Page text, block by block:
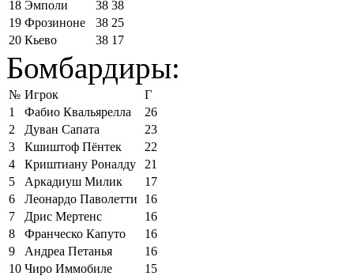
18 Эмполи 38 38
19 Фрозиноне 38 25
20 Кьево 38 17
Бомбардиры:
№ Игрок
Г
1
Фабио Квальярелла
26
2
Дуван Сапата
23
3
Кшиштоф Пёнтек
22
4
Криштиану Роналду
21
5
Аркадиуш Милик
17
6
Леонардо Паволетти
16
7
Дрис Мертенс
16
8
Франческо Капуто
16
9
Андреа Петанья
16
10 Чиро Иммобиле
15